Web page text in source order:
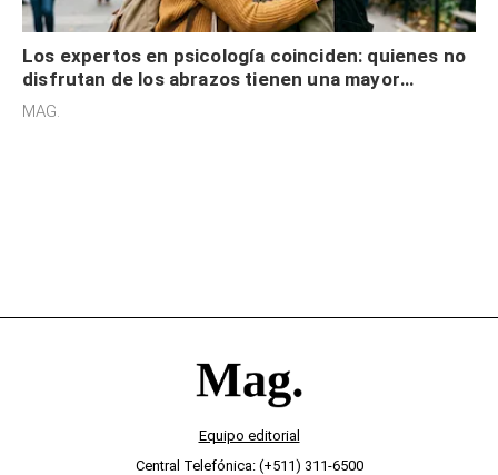
Los expertos en psicología coinciden: quienes no
disfrutan de los abrazos tienen una mayor
sensibilidad a los estímulos físicos y no es por
MAG.
Equipo editorial
Central Telefónica: (+511) 311-6500